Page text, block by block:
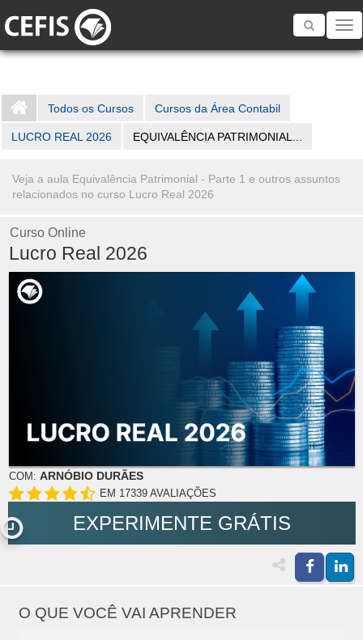
Toggle
Todos os Cursos Cursos da Área Contabil
LUCRO REAL 2026 EQUIVALÊNCIA PATRIMONIAL...
Veja a aula Equivalência Patrimonial - Parte 1 e outros assuntos
relacionados no curso Lucro Real 2026
Curso Online
Lucro Real 2026
COM: ARNÓBIO DURÃES
EM 17339 AVALIAÇÕES
EXPERIMENTE GRÁTIS
O QUE VOCÊ VAI APRENDER